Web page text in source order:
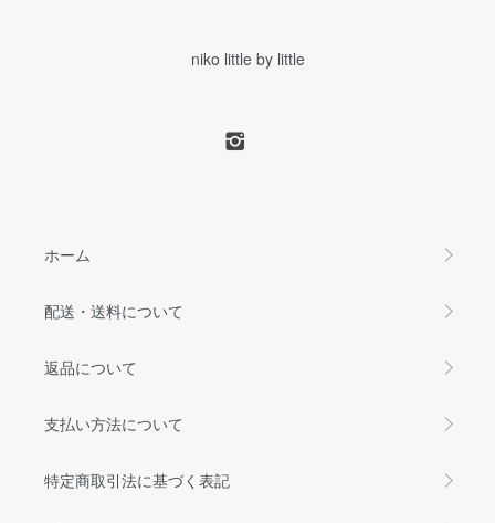
niko little by little
ホーム
配送・送料について
返品について
支払い方法について
特定商取引法に基づく表記